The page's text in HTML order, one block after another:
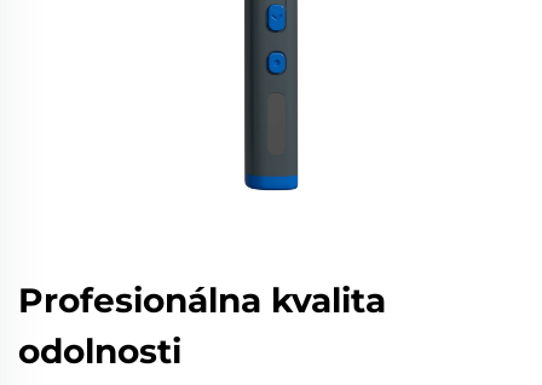
Profesionálna kvalita
odolnosti